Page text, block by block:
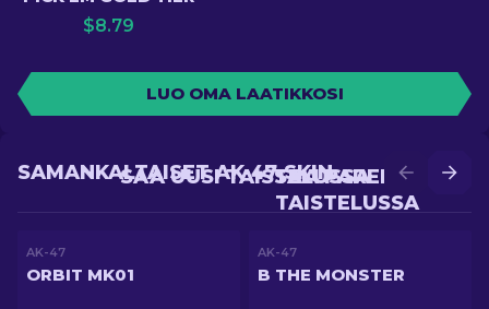
$8.79
LUO OMA LAATIKKOSI
SAA PAREMPI
TAISTELUSSA
SAA UUSI TAISTELUSSA
SAMANKALTAISET AK-47-SKIN
AK-47
ORBIT MK01
AK-47
B THE MONSTER